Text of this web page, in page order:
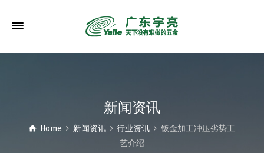
新闻资讯
Home 新闻资讯 行业资讯
钣金加工冲压劣势工
艺介绍